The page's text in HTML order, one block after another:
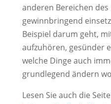
anderen Bereichen des
gewinnbringend
Beispiel darum geht,
aufzuhören, gesünder
welche Dinge auch
grundlegend ändern
Lesen Sie auch die Seite